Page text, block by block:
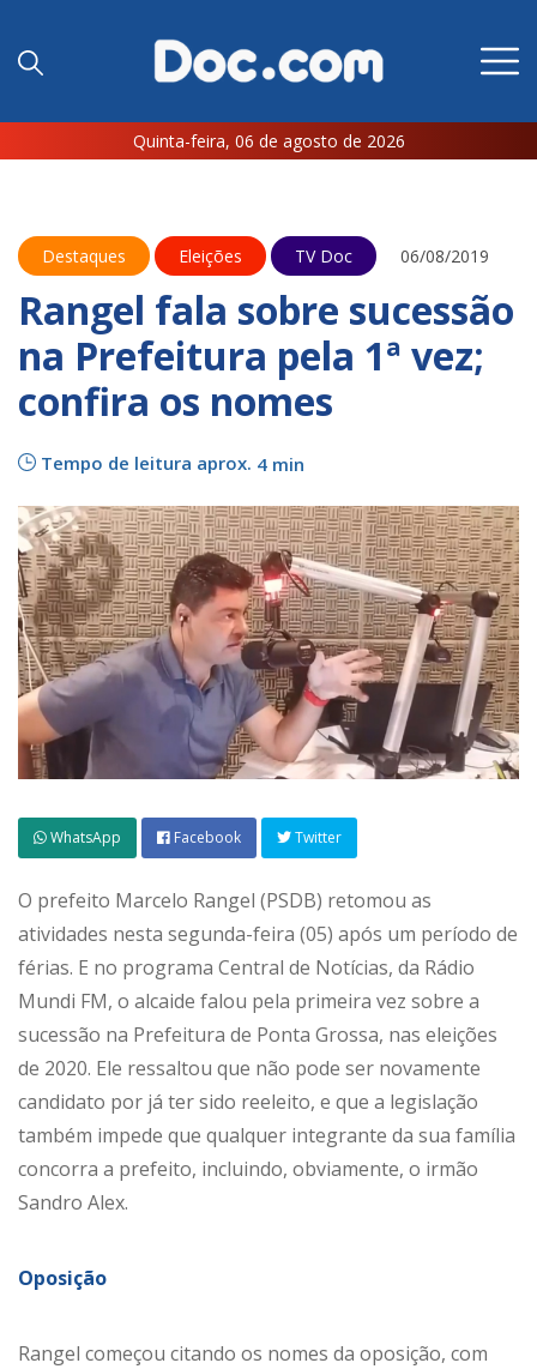
Quinta-feira, 06 de agosto de 2026
Destaques Eleições TV Doc 06/08/2019
Rangel fala sobre sucessão
na Prefeitura pela 1ª vez;
confira os nomes
Tempo de leitura aprox. 4 min
WhatsApp Facebook Twitter
O prefeito Marcelo Rangel (PSDB) retomou as
atividades nesta segunda-feira (05) após um período de
férias. E no programa Central de Notícias, da Rádio
Mundi FM, o alcaide falou pela primeira vez sobre a
sucessão na Prefeitura de Ponta Grossa, nas eleições
de 2020. Ele ressaltou que não pode ser novamente
candidato por já ter sido reeleito, e que a legislação
também impede que qualquer integrante da sua família
concorra a prefeito, incluindo, obviamente, o irmão
Sandro Alex.
Oposição
Rangel começou citando os nomes da oposição, com